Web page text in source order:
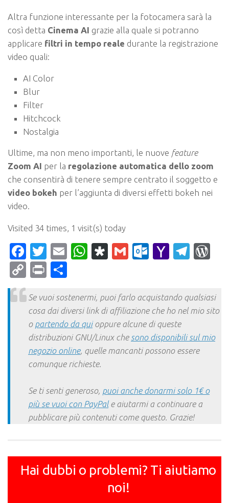
Altra funzione interessante per la fotocamera sarà la
così detta Cinema AI grazie alla quale si potranno
applicare filtri in tempo reale durante la registrazione
video quali:
AI Color
Blur
Filter
Hitchcock
Nostalgia
Ultime, ma non meno importanti, le nuove feature
Zoom AI per la regolazione automatica dello zoom
che consentirà di tenere sempre centrato il soggetto e
video bokeh per l’aggiunta di diversi effetti bokeh nei
video.
Visited 34 times, 1 visit(s) today
Facebook
Twitter
EmailWhatsApp
Diaspora
Gmail Yahoo
CopyPrint
Se vuoi sostenermi, puoi farlo acquistando qualsiasi
cosa dai diversi link di affiliazione che ho nel mio sito
o partendo da quioppure alcune di queste
distribuzioni GNU/Linux che sono disponibili sul mio
negozio online, quelle mancanti possono essere
comunque richieste.
Se ti senti generoso, puoi anche donarmi solo 1€ o
più se vuoi con PayPale aiutarmi a continuare a
pubblicare più contenuti come questo. Grazie!
Hai dubbi o problemi? Ti aiutiamo
noi!